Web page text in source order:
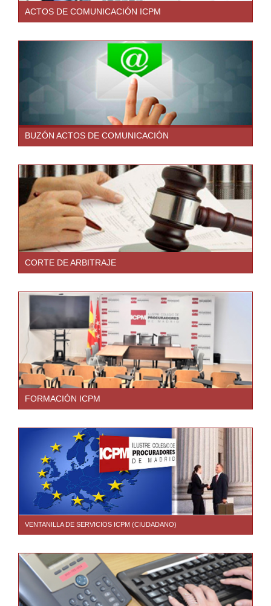
ACTOS DE COMUNICACIÓN ICPM
BUZÓN ACTOS DE COMUNICACIÓN
CORTE DE ARBITRAJE
FORMACIÓN ICPM
VENTANILLA DE SERVICIOS ICPM (CIUDADANO)